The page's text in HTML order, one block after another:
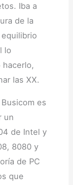
Iba a
de la
lo
las XX.
es
un
de Intel y
8080 y
de PC
que